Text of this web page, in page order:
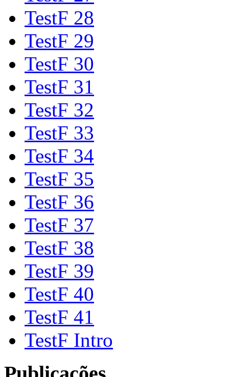
TestF 28
TestF 29
TestF 30
TestF 31
TestF 32
TestF 33
TestF 34
TestF 35
TestF 36
TestF 37
TestF 38
TestF 39
TestF 40
TestF 41
TestF Intro